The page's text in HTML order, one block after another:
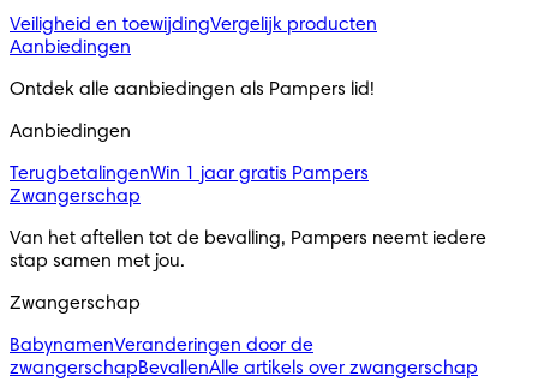
Veiligheid en toewijdingVergelijk producten
Aanbiedingen
Ontdek alle aanbiedingen als Pampers lid!
Aanbiedingen
TerugbetalingenWin 1 jaar gratis Pampers
Zwangerschap
Van het aftellen tot de bevalling, Pampers neemt iedere
stap samen met jou.
Zwangerschap
BabynamenVeranderingen door de
zwangerschapBevallenAlle artikels over zwangerschap